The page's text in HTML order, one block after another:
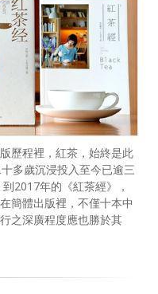
歷程裡，紅茶，始終是此
多歲沉浸投入至今已逾三
2017年的《紅茶經》，
簡體出版裡，不僅十本中
之深廣程度應也勝於其